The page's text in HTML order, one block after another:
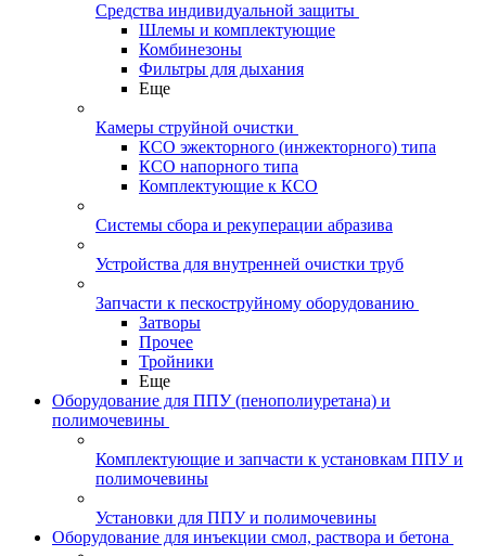
Средства индивидуальной защиты
Шлемы и комплектующие
Комбинезоны
Фильтры для дыхания
Еще
Камеры струйной очистки
КСО эжекторного (инжекторного) типа
КСО напорного типа
Комплектующие к КСО
Системы сбора и рекуперации абразива
Устройства для внутренней очистки труб
Запчасти к пескоструйному оборудованию
Затворы
Прочее
Тройники
Еще
Оборудование для ППУ (пенополиуретана) и
полимочевины
Комплектующие и запчасти к установкам ППУ и
полимочевины
Установки для ППУ и полимочевины
Оборудование для инъекции смол, раствора и бетона